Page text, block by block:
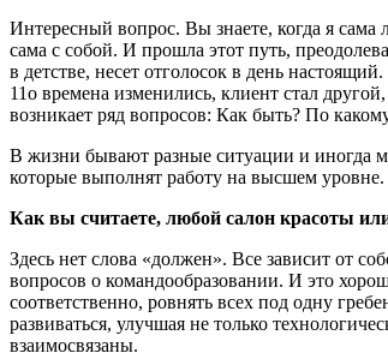
Интересный вопрос. Вы знаете, когда я
сама с собой. И прошла этот путь,
в детстве, несет отголосок в день
11о времена изменились, клиент стал
возникает ряд вопросов: Как быть? По
В жизни бывают разные ситуации и иногда
которые выполнят работу на высшем уровне.
Как вы считаете, любой салон красоты
Здесь нет слова «должен». Все зависит от
вопросов о командообразовании. И это
соответственно, ровнять всех под одну
развиваться, улучшая не только
взаимосвязаны.